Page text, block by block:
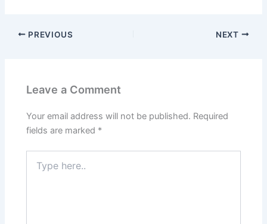
PREVIOUS NEXT
Leave a Comment
Your email address will not be published. Required
fields are marked *
here..